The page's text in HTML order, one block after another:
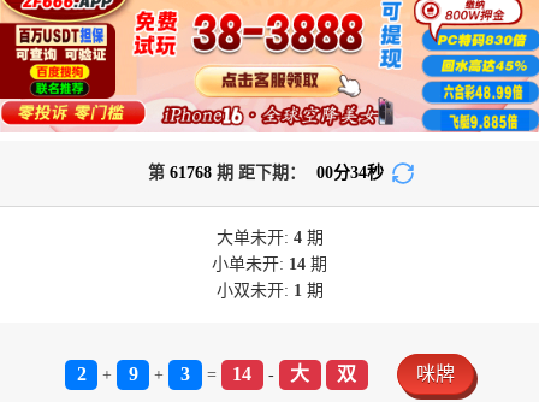
第 61768期 距下期： 00分34秒
大单未开: 4期
小单未开: 14 期
小双未开: 1 期
2 + 9 + 3 = 14 - 大 双 咪牌